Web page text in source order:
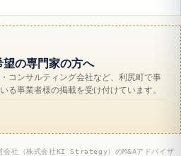
望の専門家の方へ
コンサルティング会社など、利尻町で事
る事業者様の掲載を受け付けています。
会社（株式会社KI Strategy）のM&Aアドバイザ